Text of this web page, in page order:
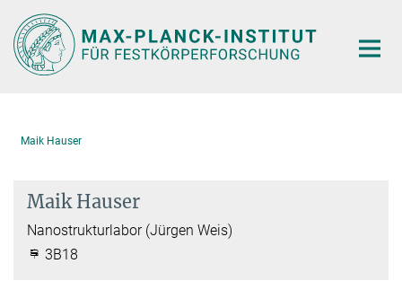
Hauptinhalt
Maik Hauser
Maik Hauser
Nanostrukturlabor (Jürgen Weis)
3B18